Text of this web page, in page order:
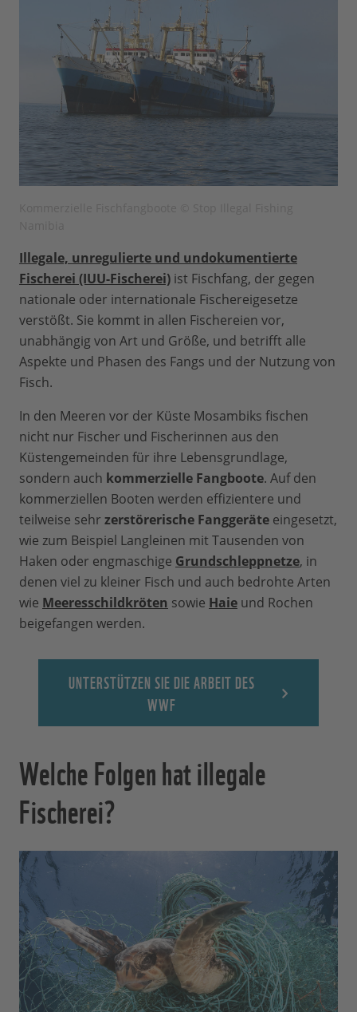
Illegale, unregulierte und undokumentierte
Fischerei (IUU-Fischerei) ist Fischfang, der gegen
nationale oder internationale Fischereigesetze
verstößt. Sie kommt in allen Fischereien vor,
unabhängig von Art und Größe, und betrifft alle
Aspekte und Phasen des Fangs und der Nutzung von
Fisch.
In den Meeren vor der Küste Mosambiks fischen
nicht nur Fischer und Fischerinnen aus den
Küstengemeinden für ihre Lebensgrundlage,
sondern auch kommerzielle Fangboote. Auf den
kommerziellen Booten werden effizientere und
teilweise sehr zerstörerische Fanggeräte eingesetzt,
wie zum Beispiel Langleinen mit Tausenden von
Haken oder engmaschige Grundschleppnetze, in
denen viel zu kleiner Fisch und auch bedrohte Arten
wie Meeresschildkröten sowie Haie und Rochen
beigefangen werden.
UNTERSTÜTZEN SIE DIE ARBEIT DES
WWF
Welche Folgen hat illegale
Fischerei?